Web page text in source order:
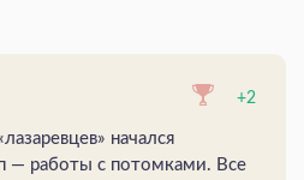
+2
начался
— работы с потомками. Все